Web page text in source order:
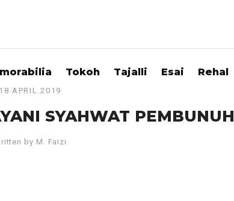
Tokoh Tajalli Esai Rehal
18 APRIL 2019
SYAHWAT PEMBUNUH
by M. Faizi